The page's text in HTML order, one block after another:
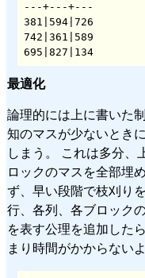
---+---+---
381|594|726
742|361|589
695|827|134
最適化
論理的には上に書いた
知のマスが少ないとき
しまう。 これは多分、
ロックのマスを全部埋
ず、早い段階で枝刈り
行、各列、各ブロック
を表す公理を追加した
まり時間がかからない